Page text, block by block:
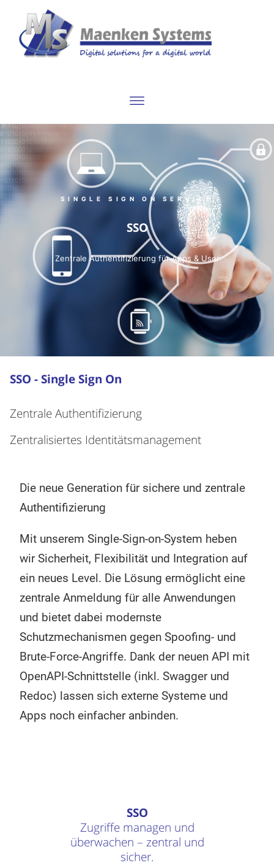
SINGLE SIGN ON SERVICE
SSO
Zentrale Authentifizierung für Apps & User
SSO - Single Sign On
Zentrale Authentifizierung
Zentralisiertes Identitätsmanagement
Die neue Generation für sichere und zentrale
Authentifizierung
Mit unserem Single-Sign-on-System heben
wir Sicherheit, Flexibilität und Integration auf
ein neues Level. Die Lösung ermöglicht eine
zentrale Anmeldung für alle Anwendungen
und bietet dabei modernste
Schutzmechanismen gegen Spoofing- und
Brute-Force-Angriffe. Dank der neuen API mit
OpenAPI-Schnittstelle (inkl. Swagger und
Redoc) lassen sich externe Systeme und
Apps noch einfacher anbinden.
SSO
Zugriffe managen und
überwachen – zentral und
sicher.